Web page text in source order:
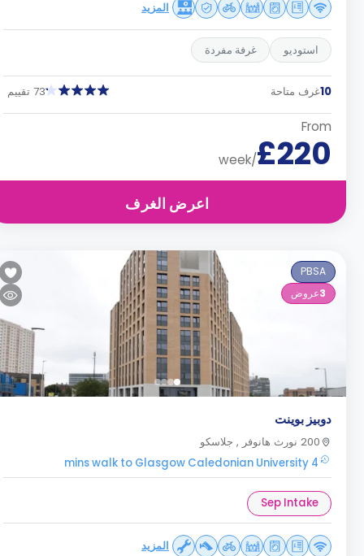
المزيد
استوديو غرفة مفردة
غرف متاحة 73 تقييم
From
£220
/week
اعرض الغرف
PBSA
3 عروض
دوبيز بوينت
200 نورث هانوفر , جلاسكو
4 mins walk to Glasgow Caledonian University
Sep Intake
المزيد